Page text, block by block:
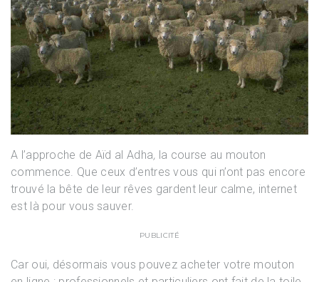
A l’approche de Aïd al Adha, la course au mouton
commence. Que ceux d’entres vous qui n’ont pas encore
trouvé la bête de leur rêves gardent leur calme, internet
est là pour vous sauver.
PUBLICITÉ
Car oui, désormais vous pouvez acheter votre mouton